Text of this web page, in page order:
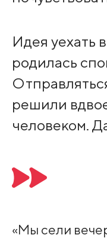
Идея уехать
родилась
решили
человеком.
«Мы сели